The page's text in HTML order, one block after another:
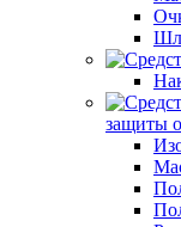
защиты